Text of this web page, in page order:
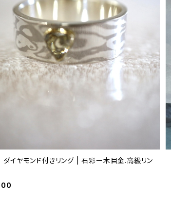
イヤモンド付きリング | 石彩ー木目金.高級リン